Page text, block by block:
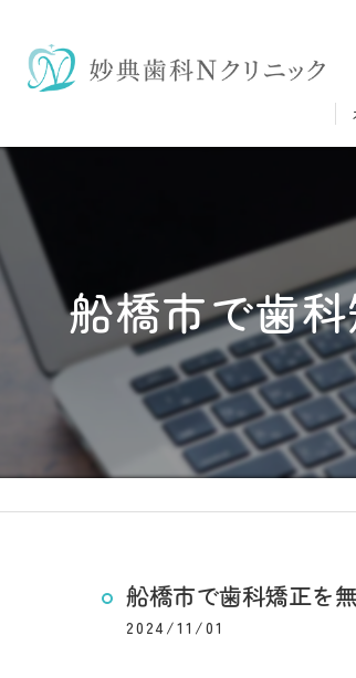
船橋市で歯
船橋市で歯科矯正を
2024/11/01